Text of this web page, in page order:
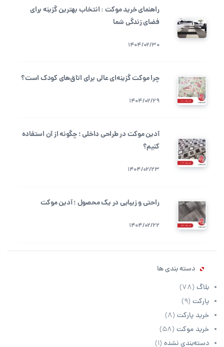
راهنمای خرید موکت : انتخاب بهترین گزینه برای
فضای زندگی شما
1404/02/30
چرا موکت گزینه‌ای عالی برای اتاق‌های کودک است؟
1404/02/29
آدین موکت در طراحی داخلی ؛ چگونه از آن استفاده
کنیم؟
1404/02/23
راحتی و زیبایی در یک محصول ؛ آدین موکت
1404/02/22
دسته بندی ها
بلاگ (78)
پارکت (9)
خرید پارکت (8)
خرید موکت (58)
دسته‌بندی نشده (1)